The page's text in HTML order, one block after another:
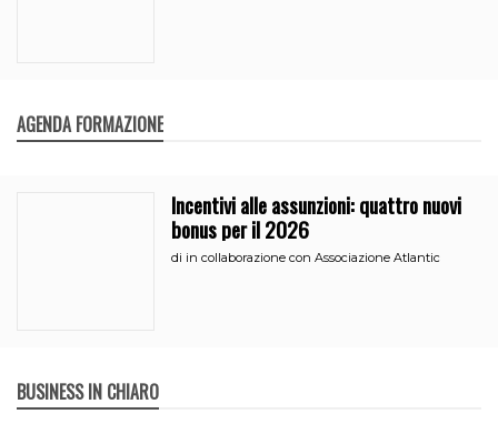
AGENDA FORMAZIONE
Incentivi alle assunzioni: quattro nuovi
bonus per il 2026
di in collaborazione con Associazione Atlantic
BUSINESS IN CHIARO